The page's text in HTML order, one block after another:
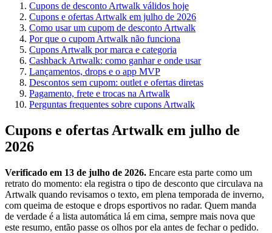
Cupons de desconto Artwalk válidos hoje
Cupons e ofertas Artwalk em julho de 2026
Como usar um cupom de desconto Artwalk
Por que o cupom Artwalk não funciona
Cupons Artwalk por marca e categoria
Cashback Artwalk: como ganhar e onde usar
Lançamentos, drops e o app MVP
Descontos sem cupom: outlet e ofertas diretas
Pagamento, frete e trocas na Artwalk
Perguntas frequentes sobre cupons Artwalk
Cupons e ofertas Artwalk em julho de
2026
Verificado em 13 de julho de 2026. Encare esta parte como um
retrato do momento: ela registra o tipo de desconto que circulava na
Artwalk quando revisamos o texto, em plena temporada de inverno,
com queima de estoque e drops esportivos no radar. Quem manda
de verdade é a lista automática lá em cima, sempre mais nova que
este resumo, então passe os olhos por ela antes de fechar o pedido.